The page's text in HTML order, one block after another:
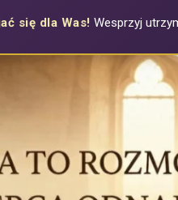
się dla Was! Wesprzyj